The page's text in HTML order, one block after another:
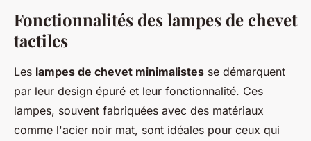
Fonctionnalités des lampes de chevet
tactiles
Les lampes de chevet minimalistes se démarquent
par leur design épuré et leur fonctionnalité. Ces
lampes, souvent fabriquées avec des matériaux
comme l'acier noir mat, sont idéales pour ceux qui